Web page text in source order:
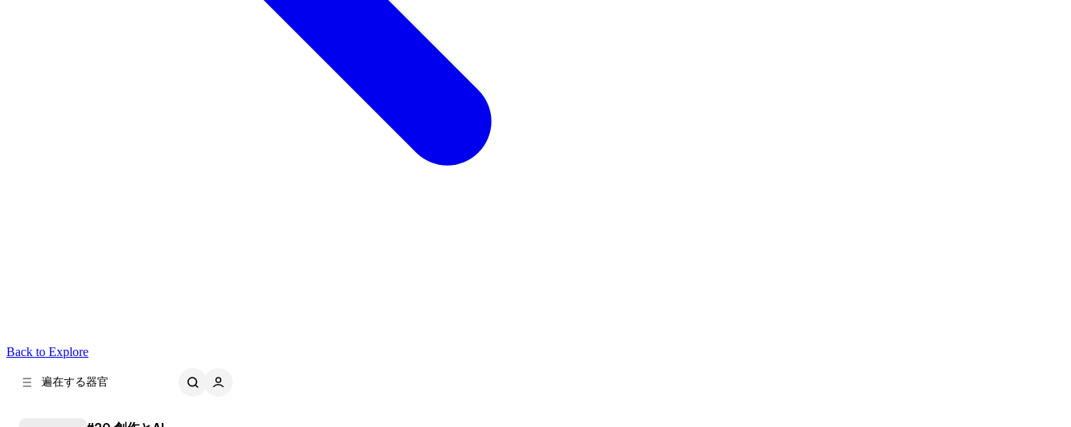
Back to Explore